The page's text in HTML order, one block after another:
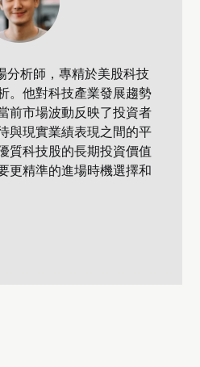
分析師，專精於美股科技
。他對科技產業發展趨勢
前市場波動反映了投資者
與現實業績表現之間的平
質科技股的長期投資價值
更精準的進場時機選擇和